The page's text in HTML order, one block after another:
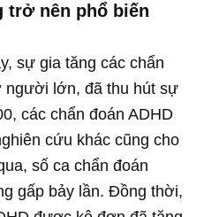
trở nên phổ biến
sự gia tăng các chẩn
người lớn, đã thu hút sự
các chẩn đoán ADHD
cứu khác cũng cho
số ca chẩn đoán
gấp bảy lần. Đồng thời,